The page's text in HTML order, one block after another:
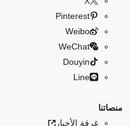
Pinterest
Weibo
WeChat
Douyin
Line
منصاتنا
غرفة الأخبار